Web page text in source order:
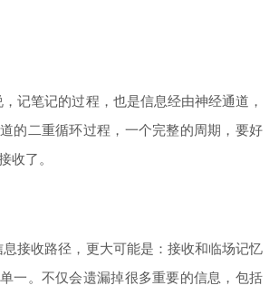
记笔记的过程，也是信息经由神经通道，
的二重循环过程，一个完整的周期，要好
收了。
接收路径，更大可能是：接收和临场记忆
一。不仅会遗漏掉很多重要的信息，包括